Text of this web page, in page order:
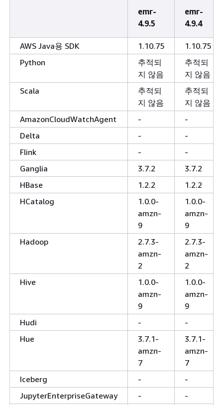
emr-
4.9.5
emr-
4.9.4
AWS Java용 SDK 1.10.75
1.10.75
Python
추적되
지 않음
추적되
지 않음
Scala
추적되
지 않음
추적되
지 않음
AmazonCloudWatchAgent
-
-
Delta
-
-
Flink
-
-
Ganglia
3.7.2
3.7.2
HBase
1.2.2
1.2.2
HCatalog
1.0.0-
amzn-
9
1.0.0-
amzn-
9
Hadoop
2.7.3-
amzn-
2
2.7.3-
amzn-
2
Hive
1.0.0-
amzn-
9
1.0.0-
amzn-
9
Hudi
-
-
Hue
3.7.1-
amzn-
7
3.7.1-
amzn-
7
Iceberg
-
-
JupyterEnterpriseGateway
-
-